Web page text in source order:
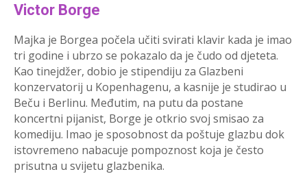
Victor Borge
Majka je Borgea počela učiti svirati klavir kada je imao
tri godine i ubrzo se pokazalo da je čudo od djeteta.
Kao tinejdžer, dobio je stipendiju za Glazbeni
konzervatorij u Kopenhagenu, a kasnije je studirao u
Beču i Berlinu. Međutim, na putu da postane
koncertni pijanist, Borge je otkrio svoj smisao za
komediju. Imao je sposobnost da poštuje glazbu dok
istovremeno nabacuje pompoznost koja je često
prisutna u svijetu glazbenika.